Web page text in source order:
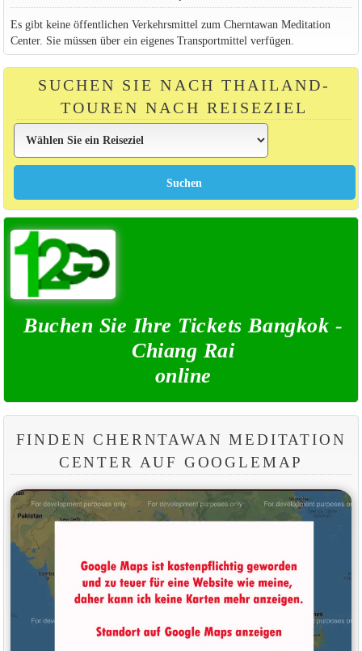
Es gibt keine öffentlichen Verkehrsmittel zum Cherntawan Meditation
Center. Sie müssen über ein eigenes Transportmittel verfügen.
SUCHEN SIE NACH THAILAND-
TOUREN NACH REISEZIEL
Buchen Sie Ihre Tickets Bangkok -
Chiang Rai
online
FINDEN CHERNTAWAN MEDITATION
CENTER AUF GOOGLEMAP